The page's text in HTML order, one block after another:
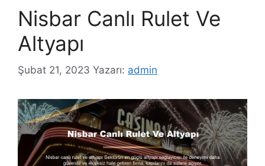
Nisbar Canlı Rulet Ve
Altyapı
Şubat 21, 2023 Yazarı: admin